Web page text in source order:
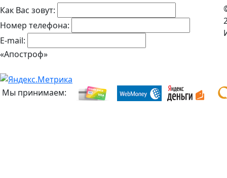
Как Вас зовут:
Номер телефона:
E-mail:
«Апостроф»
Мы принимаем: